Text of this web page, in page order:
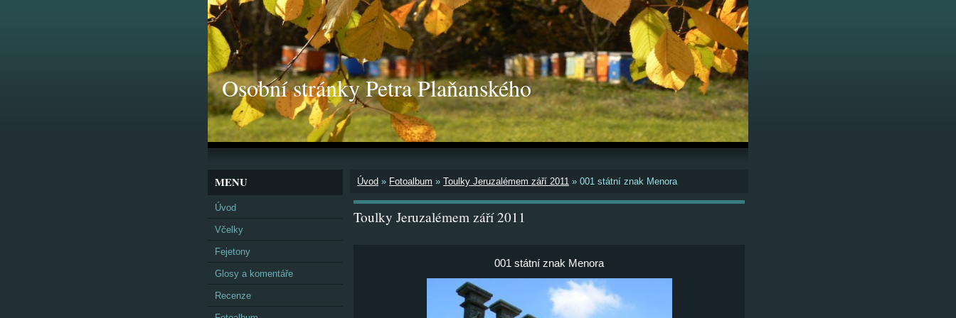
Osobní stránky Petra Plaňanského
Úvod » Fotoalbum » Toulky Jeruzalémem září 2011 » 001 státní znak Menora
Toulky Jeruzalémem září 2011
001 státní znak Menora
MENU
Úvod
Včelky
Fejetony
Glosy a komentáře
Recenze